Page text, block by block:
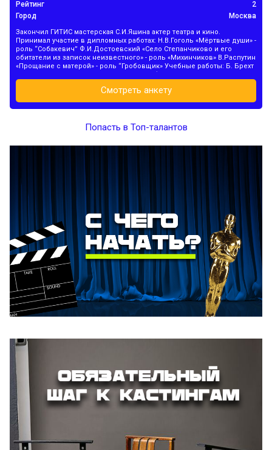
Рейтинг
2
Город
Москва
Закончил ГИТИС мастерская С.И.Яшина актер театра и кино.
Принимал участие в дипломных работах: Н.В.Гоголь «Мёртвые души» -
роль “Собакевич” Ф.И.Достоевский «Село Степанчиково и его
обитатели из записок неизвестного» - роль «Михинчиков» В.Распутин
«Прощание с матерой» - роль “Гробовщик» Учебные работы: Б. Брехт
— «Господин Пунтила и слуга его Матти» (Господин ...
Смотреть анкету
Попасть в Топ-талантов